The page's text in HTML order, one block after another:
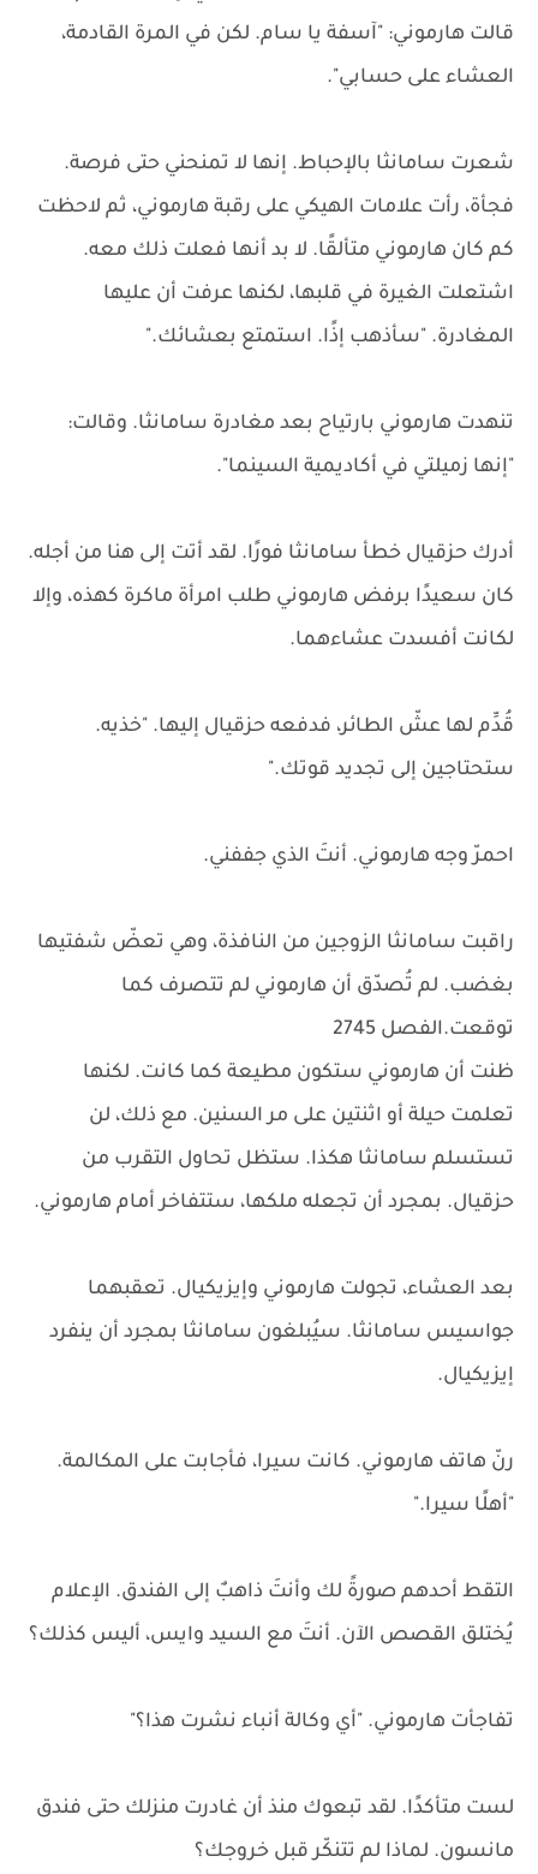
قالت هارموني: "آسفة يا سام. لكن في المرة القادمة،
العشاء على حسابي".
شعرت سامانثا بالإحباط. إنها لا تمنحني حتى فرصة.
فجأة، رأت علامات الهيكي على رقبة هارموني، ثم لاحظت
كم كان هارموني متألقًا. لا بد أنها فعلت ذلك معه.
اشتعلت الغيرة في قلبها، لكنها عرفت أن عليها
المغادرة. "سأذهب إذًا. استمتع بعشائك."
تنهدت هارموني بارتياح بعد مغادرة سامانثا. وقالت:
"إنها زميلتي في أكاديمية السينما".
أدرك حزقيال خطأ سامانثا فورًا. لقد أتت إلى هنا من أجله.
كان سعيدًا برفض هارموني طلب امرأة ماكرة كهذه، وإلا
لكانت أفسدت عشاءهما.
قُدِّم لها عشّ الطائر، فدفعه حزقيال إليها. "خذيه.
ستحتاجين إلى تجديد قوتك."
احمرّ وجه هارموني. أنتَ الذي جففني.
راقبت سامانثا الزوجين من النافذة، وهي تعضّ شفتيها
بغضب. لم تُصدّق أن هارموني لم تتصرف كما
توقعت.الفصل 2745
ظنت أن هارموني ستكون مطيعة كما كانت. لكنها
تعلمت حيلة أو اثنتين على مر السنين. مع ذلك، لن
تستسلم سامانثا هكذا. ستظل تحاول التقرب من
حزقيال. بمجرد أن تجعله ملكها، ستتفاخر أمام هارموني.
بعد العشاء، تجولت هارموني وإيزيكيال. تعقبهما
جواسيس سامانثا. سيُبلغون سامانثا بمجرد أن ينفرد
إيزيكيال.
رنّ هاتف هارموني. كانت سيرا، فأجابت على المكالمة.
"أهلًا سيرا."
التقط أحدهم صورةً لك وأنتَ ذاهبٌ إلى الفندق. الإعلام
يُختلق القصص الآن. أنتَ مع السيد وايس، أليس كذلك؟
تفاجأت هارموني. "أي وكالة أنباء نشرت هذا؟"
لست متأكدًا. لقد تبعوك منذ أن غادرت منزلك حتى فندق
مانسون. لماذا لم تتنكّر قبل خروجك؟